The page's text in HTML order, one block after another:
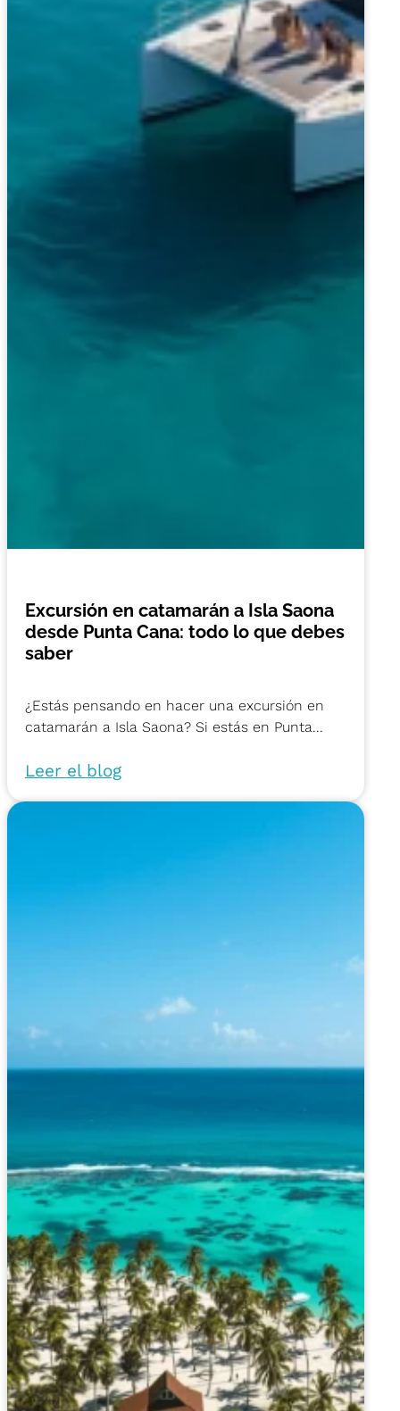
Excursión en catamarán a Isla Saona
desde Punta Cana: todo lo que debes
saber
¿Estás pensando en hacer una excursión en
catamarán a Isla Saona? Si estás en Punta...
Leer el blog